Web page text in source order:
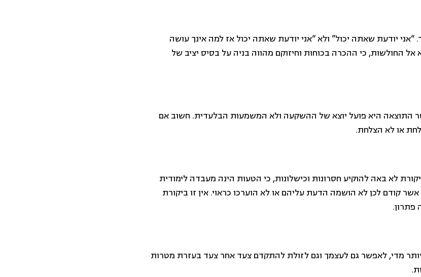
יודעת שאתה יכול” ולא “אני יודעת שאתה יכול אז למה אינך עושה
אל החולשות, כי ההכרה בכוחות וחיזוקם מהווה בניה על בסיס יציב של
התוצאה היא פועל יוצא של ההשקעה ולא המשמעות הבלעדית. חשוב אם
או לא הצלחת.
לא באה להוקיע חסרונות וכישלונות, כי הטעות הינה מעבדה לימודית
קודם לכן לא הושמה הדעת עליהם או לא הוערכו כראוי. אין זו ביקורת
פתרון.
מדי, לאפשר גם לעצמך וגם לזולת להתקדם צעד אחר צעד בעזרת מטרות